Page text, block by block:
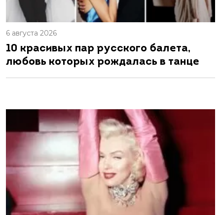
6 августа 2026
10 красивых пар русского балета,
любовь которых рождалась в танце